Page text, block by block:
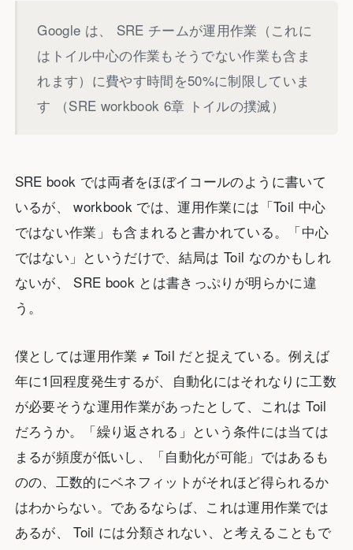
Google は、 SRE チームが運用作業（これに
はトイル中心の作業もそうでない作業も含ま
れます）に費やす時間を50%に制限していま
す （SRE workbook 6章 トイルの撲滅）
SRE book では両者をほぼイコールのように書いて
いるが、 workbook では、運用作業には「Toil 中心
ではない作業」も含まれると書かれている。「中心
ではない」というだけで、結局は Toil なのかもしれ
ないが、 SRE book とは書きっぷりが明らかに違
う。
僕としては運用作業 ≠ Toil だと捉えている。例えば
年に1回程度発生するが、自動化にはそれなりに工数
が必要そうな運用作業があったとして、これは Toil
だろうか。「繰り返される」という条件には当ては
まるが頻度が低いし、「自動化が可能」ではあるも
のの、工数的にベネフィットがそれほど得られるか
はわからない。であるならば、これは運用作業では
あるが、 Toil には分類されない、と考えることもで